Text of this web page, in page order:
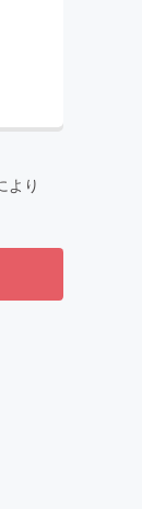
より